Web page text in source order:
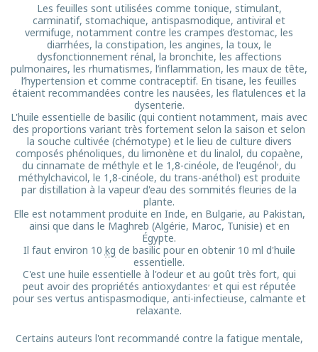
Les feuilles sont utilisées comme tonique, stimulant,
carminatif, stomachique, antispasmodique, antiviral et
vermifuge, notamment contre les crampes d’estomac, les
diarrhées, la constipation, les angines, la toux, le
dysfonctionnement rénal, la bronchite, les affections
pulmonaires, les rhumatismes, l’inflammation, les maux de tête,
l’hypertension et comme contraceptif. En tisane, les feuilles
étaient recommandées contre les nausées, les flatulences et la
dysenterie.
L'huile essentielle de basilic (qui contient notamment, mais avec
des proportions variant très fortement selon la saison et selon
la souche cultivée (chémotype) et le lieu de culture divers
composés phénoliques, du limonène et du linalol, du copaène,
du cinnamate de méthyle et le 1,8-cinéole, de l'eugénol,, du
méthylchavicol, le 1,8-cinéole, du trans-anéthol) est produite
par distillation à la vapeur d'eau des sommités fleuries de la
plante.
Elle est notamment produite en Inde, en Bulgarie, au Pakistan,
ainsi que dans le Maghreb (Algérie, Maroc, Tunisie) et en
Égypte.
Il faut environ 10 kg de basilic pour en obtenir 10 ml d'huile
essentielle.
C'est une huile essentielle à l'odeur et au goût très fort, qui
peut avoir des propriétés antioxydantes, et qui est réputée
pour ses vertus antispasmodique, anti-infectieuse, calmante et
relaxante.
Certains auteurs l'ont recommandé contre la fatigue mentale,